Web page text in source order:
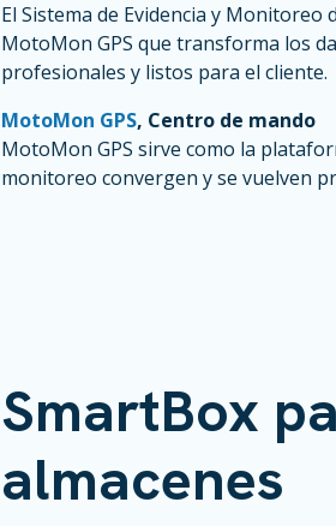
El Sistema de Evidencia y
MotoMon GPS que transforma los
profesionales y listos para el cliente.
MotoMon GPS, Centro de mando
MotoMon GPS sirve como la
monitoreo convergen y se vuelven
SmartBox
almacenes